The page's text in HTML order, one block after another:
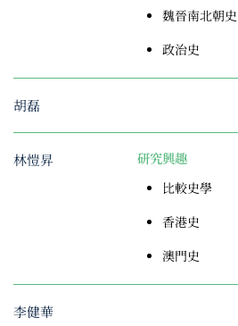
魏晉南北朝史
政治史
胡磊
林愷昇 研究興趣
比較史學
香港史
澳門史
李健華